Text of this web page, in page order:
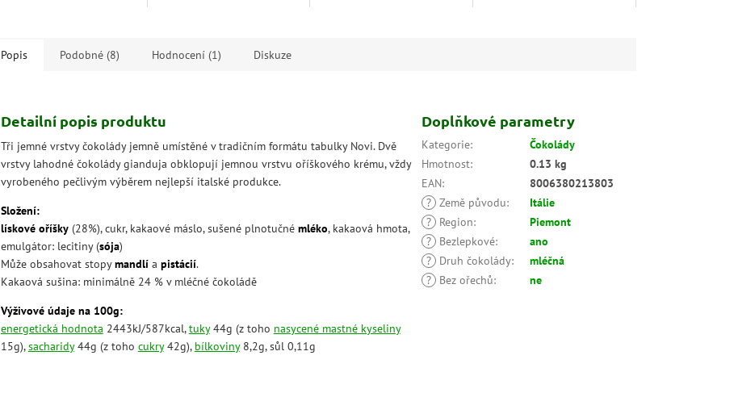
Popis Podobné (8) Hodnocení (1) Diskuze
Detailní popis produktu
Tři jemné vrstvy čokolády jemně umístěné v tradičním formátu tabulky Novi. Dvě
vrstvy lahodné čokolády gianduja obklopují jemnou vrstvu oříškového krému, vždy
vyrobeného pečlivým výběrem nejlepší italské produkce.
Složení:
lískové oříšky(28%), cukr, kakaové máslo, sušené plnotučné mléko, kakaová hmota,
emulgátor: lecitiny (sója)
Může obsahovat stopymandlía pistácií.
Kakaová sušina: minimálně 24 % v mléčné čokoládě
Výživové údaje na 100g:
energetická hodnota 2443kJ/587kcal,tuky44g (z toho nasycené mastné kyseliny
15g),sacharidy44g (z toho cukry42g), bílkoviny8,2g, sůl 0,11g
Doplňkové parametry
Kategorie:
Čokolády
Hmotnost:
0.13 kg
EAN:
8006380213803
? Země původu:
Itálie
?
Region:
Piemont
?
Bezlepkové:
ano
?
Druh čokolády:
mléčná
?
Bez ořechů: ne